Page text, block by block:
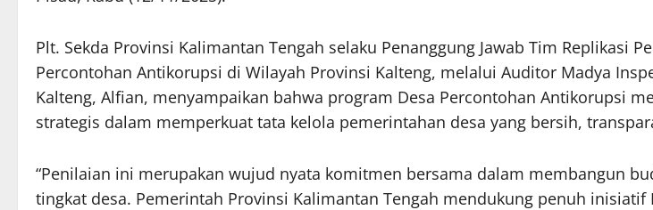
Plt. Sekda Provinsi Kalimantan Tengah selaku Penanggung Jawab Tim Replikasi
Percontohan Antikorupsi di Wilayah Provinsi Kalteng, melalui Auditor Madya
Kalteng, Alfian, menyampaikan bahwa program Desa Percontohan Antikorupsi
strategis dalam memperkuat tata kelola pemerintahan desa yang bersih,
“Penilaian ini merupakan wujud nyata komitmen bersama dalam membangun
tingkat desa. Pemerintah Provinsi Kalimantan Tengah mendukung penuh inisiatif